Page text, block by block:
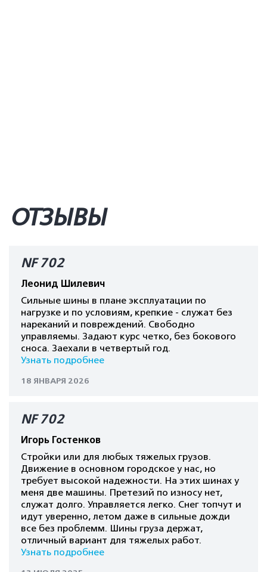
ОТЗЫВЫ
NF 702
Леонид Шилевич
Сильные шины в плане эксплуатации по
нагрузке и по условиям, крепкие - служат без
нареканий и повреждений. Свободно
управляемы. Задают курс четко, без бокового
сноса. Заехали в четвертый год.
Узнать подробнее
18 ЯНВАРЯ 2026
NF 702
Игорь Гостенков
Стройки или для любых тяжелых грузов.
Движение в основном городское у нас, но
требует высокой надежности. На этих шинах у
меня две машины. Претезий по износу нет,
служат долго. Управляется легко. Снег топчут и
идут уверенно, летом даже в сильные дожди
все без проблемм. Шины груза держат,
отличный вариант для тяжелых работ.
Узнать подробнее